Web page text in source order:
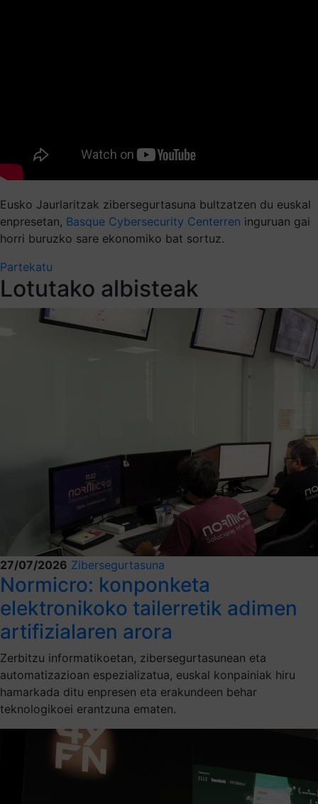
Eusko Jaurlaritzak zibersegurtasuna bultzatzen du euskal
enpresetan, Basque Cybersecurity Centerren inguruan gai
horri buruzko sare ekonomiko bat sortuz.
Partekatu
Lotutako albisteak
27/07/2026 Zibersegurtasuna
Normicro: konponketa
elektronikoko tailerretik adimen
artifizialaren arora
Zerbitzu informatikoetan, zibersegurtasunean eta
automatizazioan espezializatua, euskal konpainiak hiru
hamarkada ditu enpresen eta erakundeen behar
teknologikoei erantzuna ematen.